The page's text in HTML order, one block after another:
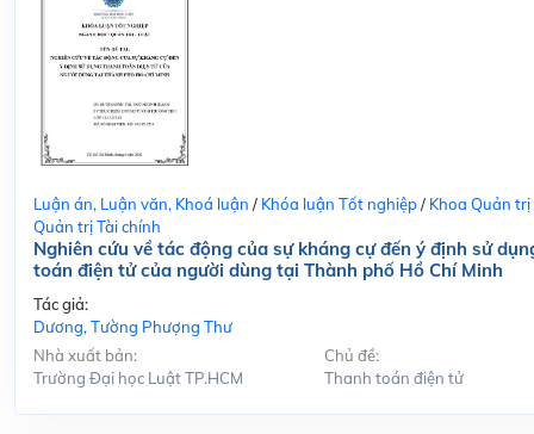
Luận án, Luận văn, Khoá luận / Khóa luận Tốt nghiệp/ Khoa Quản trị
Quản trị Tài chính
Nghiên cứu về tác động của sự kháng cự đến ý định sử
toán điện tử của người dùng tại Thành phố Hồ Chí Minh
Tác giả:
Dương, Tường Phượng Thư
Nhà xuất bản:
Trường Đại học Luật TP.HCM
Chủ đề:
Thanh toán điện tử